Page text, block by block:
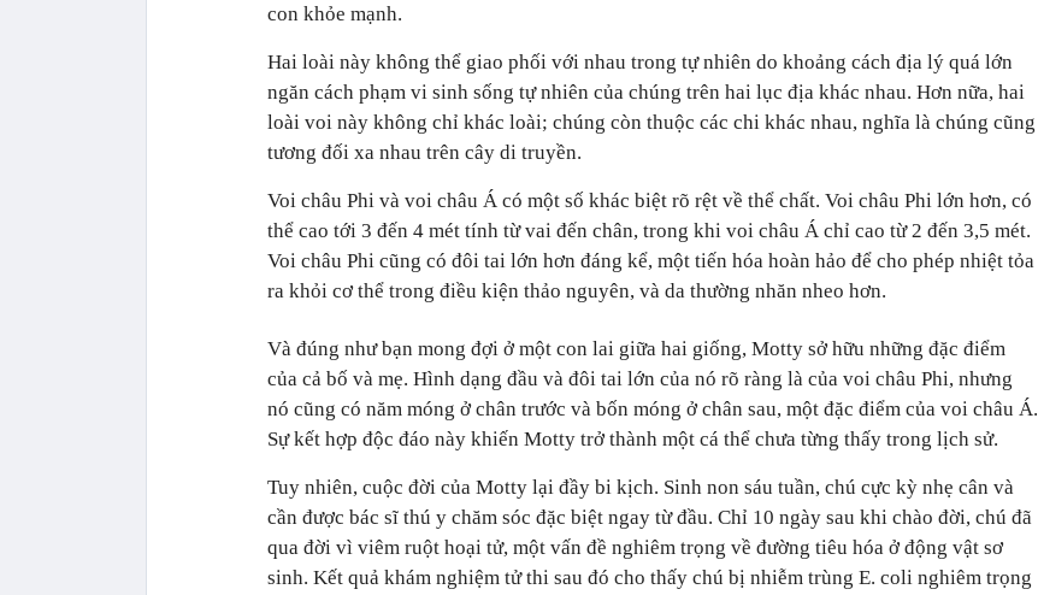
con khỏe mạnh.
Hai loài này không thể giao phối với nhau trong tự nhiên do khoảng cách địa lý quá lớn
ngăn cách phạm vi sinh sống tự nhiên của chúng trên hai lục địa khác nhau. Hơn nữa, hai
loài voi này không chỉ khác loài; chúng còn thuộc các chi khác nhau, nghĩa là chúng cũng
tương đối xa nhau trên cây di truyền.
Voi châu Phi và voi châu Á có một số khác biệt rõ rệt về thể chất. Voi châu Phi lớn hơn, có
thể cao tới 3 đến 4 mét tính từ vai đến chân, trong khi voi châu Á chỉ cao từ 2 đến 3,5 mét.
Voi châu Phi cũng có đôi tai lớn hơn đáng kể, một tiến hóa hoàn hảo để cho phép nhiệt tỏa
ra khỏi cơ thể trong điều kiện thảo nguyên, và da thường nhăn nheo hơn.
Và đúng như bạn mong đợi ở một con lai giữa hai giống, Motty sở hữu những đặc điểm
của cả bố và mẹ. Hình dạng đầu và đôi tai lớn của nó rõ ràng là của voi châu Phi, nhưng
nó cũng có năm móng ở chân trước và bốn móng ở chân sau, một đặc điểm của voi châu Á.
Sự kết hợp độc đáo này khiến Motty trở thành một cá thể chưa từng thấy trong lịch sử.
Tuy nhiên, cuộc đời của Motty lại đầy bi kịch. Sinh non sáu tuần, chú cực kỳ nhẹ cân và
cần được bác sĩ thú y chăm sóc đặc biệt ngay từ đầu. Chỉ 10 ngày sau khi chào đời, chú đã
qua đời vì viêm ruột hoại tử, một vấn đề nghiêm trọng về đường tiêu hóa ở động vật sơ
sinh. Kết quả khám nghiệm tử thi sau đó cho thấy chú bị nhiễm trùng E. coli nghiêm trọng